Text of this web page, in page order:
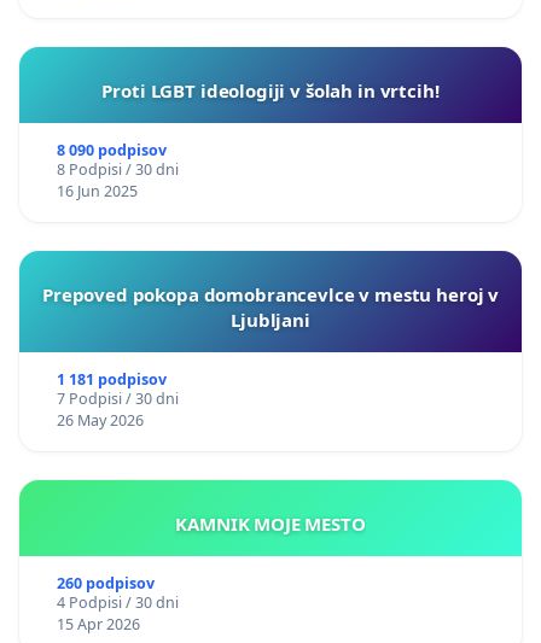
Proti LGBT ideologiji v šolah in vrtcih!
8 090 podpisov
8 Podpisi / 30 dni
16 Jun 2025
Prepoved pokopa domobrancevlce v mestu heroj v
Ljubljani
1 181 podpisov
7 Podpisi / 30 dni
26 May 2026
KAMNIK MOJE MESTO
260 podpisov
4 Podpisi / 30 dni
15 Apr 2026